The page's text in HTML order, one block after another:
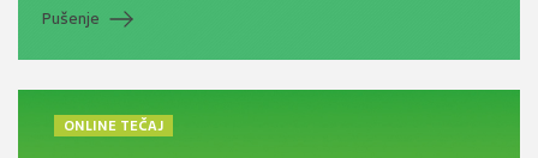
Pušenje
ONLINE TEČAJ